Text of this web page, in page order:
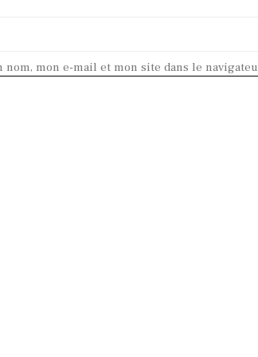
nom, mon e-mail et mon site dans le